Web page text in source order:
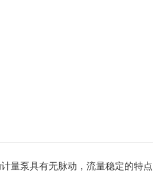
量泵具有无脉动，流量稳定的特点